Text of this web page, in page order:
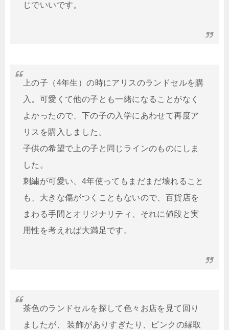
じでいいです。
上の子（4年生）の時にアリスのランドセルを購
入。可愛くて他の子とも一緒になることがなく
よかったので、下の子の入学にあわせて再度ア
リスを購入しました。
子供の希望で上の子と同じラインのものにしま
した。
刺繍が可愛い、4年使ってもまだまだ壊れること
も、大きな傷がつくこともないので、百貨店を
まわる手間とオリジナリティ、それに値段と実
用性を考えれば大満足です。
茶色のランドセルを探して色々お店を見て回り
ましたが、 装飾がありすぎたり、ピンクの縁取